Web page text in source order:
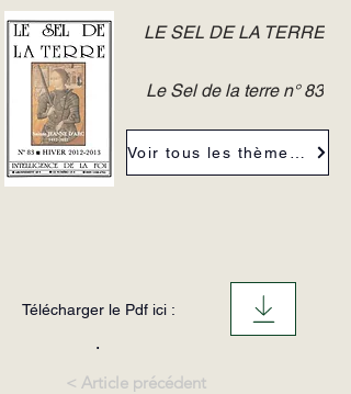
LE SEL DE LA TERRE
Le Sel de la terre n° 83
Télécharger le Pdf ici :
.
< Article précédent